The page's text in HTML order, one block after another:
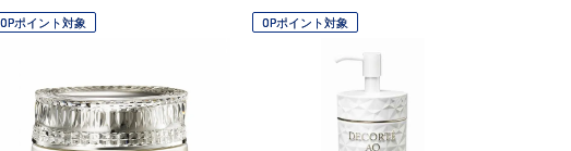
OPポイント対象 OPポイント対象